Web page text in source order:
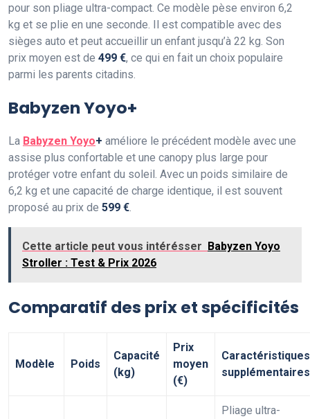
pour son pliage ultra-compact. Ce modèle pèse environ 6,2
kg et se plie en une seconde. Il est compatible avec des
sièges auto et peut accueillir un enfant jusqu’à 22 kg. Son
prix moyen est de 499 €, ce qui en fait un choix populaire
parmi les parents citadins.
Babyzen Yoyo+
La Babyzen Yoyo+ améliore le précédent modèle avec une
assise plus confortable et une canopy plus large pour
protéger votre enfant du soleil. Avec un poids similaire de
6,2 kg et une capacité de charge identique, il est souvent
proposé au prix de 599 €
Cette article peut vous intérésser Babyzen Yoyo
Stroller : Test & Prix 2026
Comparatif des prix et spécificités
Modèle Poids
Capacité
(kg)
Prix
moyen
(€)
Caractéristiques
supplémentaires
Pliage ultra-